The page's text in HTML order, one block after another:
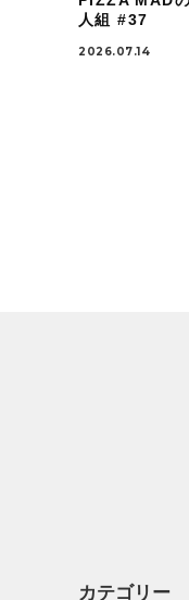
人組 #37
2026.07.14
カテゴリー